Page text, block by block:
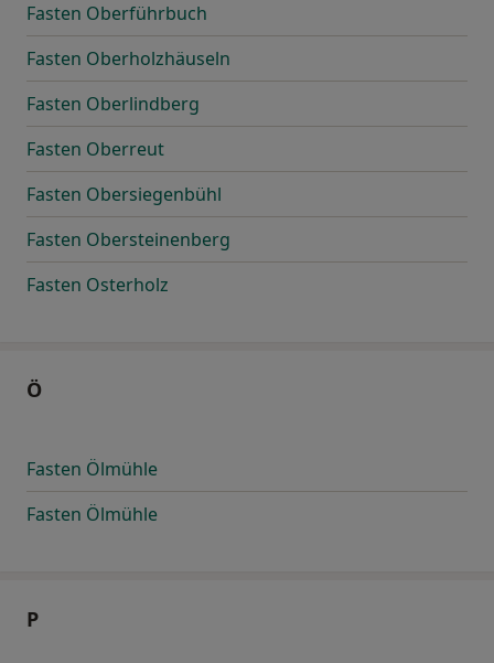
Fasten Oberführbuch
Fasten Oberholzhäuseln
Fasten Oberlindberg
Fasten Oberreut
Fasten Obersiegenbühl
Fasten Obersteinenberg
Fasten Osterholz
Ö
Fasten Ölmühle
Fasten Ölmühle
P